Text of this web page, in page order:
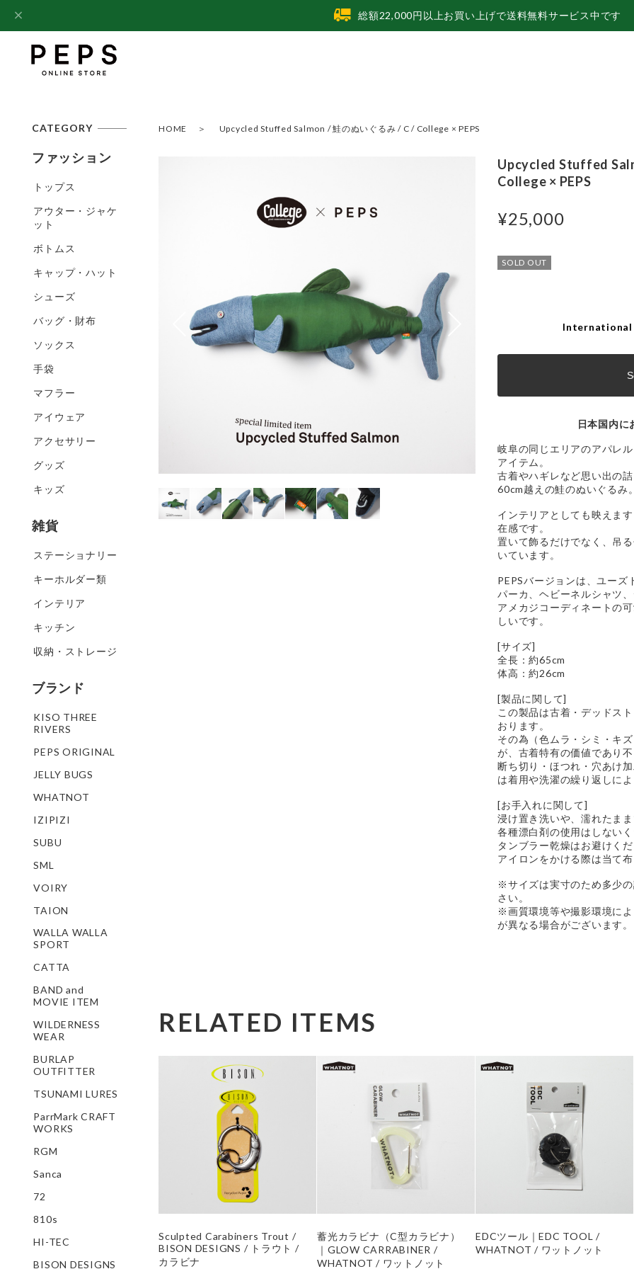
総額22,000円以上お買い上げで送料無料サービス中です
HOME Upcycled Stuffed Salmon / 鮭のぬいぐるみ / C / College × PEPS
Upcycled Stuffed
College × PEPS
¥25,000
SOLD OUT
International
日本国内に
岐阜の同じエリアのアパレ
アイテム。
古着やハギレなど思い出の
60cm越えの鮭のぬいぐるみ
インテリアとしても映えま
在感です。
置いて飾るだけでなく、吊
いています。
PEPSバージョンは、ユー
パーカ、ヘビーネルシャツ
アメカジコーディネートの
しいです。
[サイズ]
全長：約65cm
体高：約26cm
[製品に関して]
この製品は古着・デッドス
おります。
その為（色ムラ・シミ・キ
が、古着特有の価値であり
断ち切り・ほつれ・穴あけ
は着用や洗濯の繰り返しに
[お手入れに関して]
浸け置き洗いや、濡れたま
各種漂白剤の使用はしない
タンブラー乾燥はお避けく
アイロンをかける際は当て
※サイズは実寸のため多少
さい。
※画質環境等や撮影環境に
が異なる場合がございます。
RELATED ITEMS
Sculpted Carabiners Trout /
BISON DESIGNS / トラウト /
カラビナ
蓄光カラビナ（C型カラビナ）
｜GLOW CARRABINER /
WHATNOT / ワットノット
EDCツール｜EDC TOOL /
WHATNOT / ワットノット
CATEGORY
ファッション
トップス
アウター・ジャケ
ット
ボトムス
キャップ・ハット
シューズ
バッグ・財布
ソックス
手袋
マフラー
アイウェア
アクセサリー
グッズ
キッズ
雑貨
ステーショナリー
キーホルダー類
インテリア
キッチン
収納・ストレージ
ブランド
KISO THREE
RIVERS
PEPS ORIGINAL
JELLY BUGS
WHATNOT
IZIPIZI
SUBU
SML
VOIRY
TAION
WALLA WALLA
SPORT
CATTA
BAND and
MOVIE ITEM
WILDERNESS
WEAR
BURLAP
OUTFITTER
TSUNAMI LURES
ParrMark CRAFT
WORKS
RGM
Sanca
72
810s
HI-TEC
BISON DESIGNS